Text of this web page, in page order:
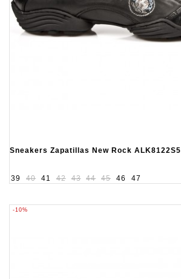
Sneakers Zapatillas New Rock ALK8122S5
39 40 41 42 43 44 45 46 47
-10%